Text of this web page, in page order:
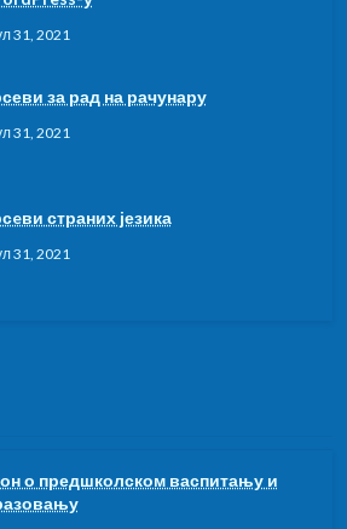
31, 2021
за рад на рачунару
31, 2021
страних језика
31, 2021
о предшколском васпитању и